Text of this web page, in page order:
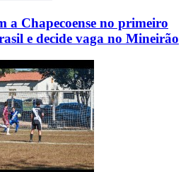
a Chapecoense no primeiro
e decide vaga no Mineirão